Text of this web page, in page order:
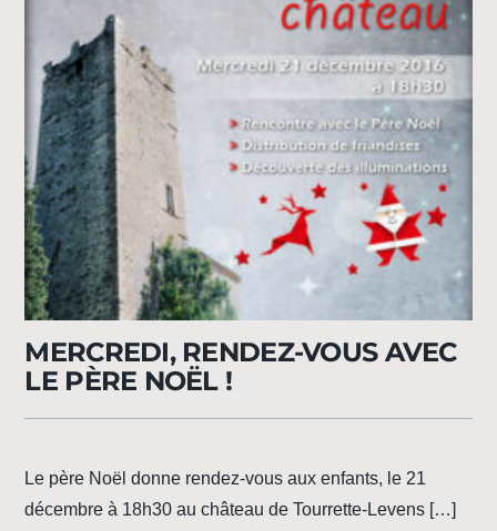
MERCREDI, RENDEZ-VOUS AVEC
LE PÈRE NOËL !
Le père Noël donne rendez-vous aux enfants, le 21
décembre à 18h30 au château de Tourrette-Levens […]